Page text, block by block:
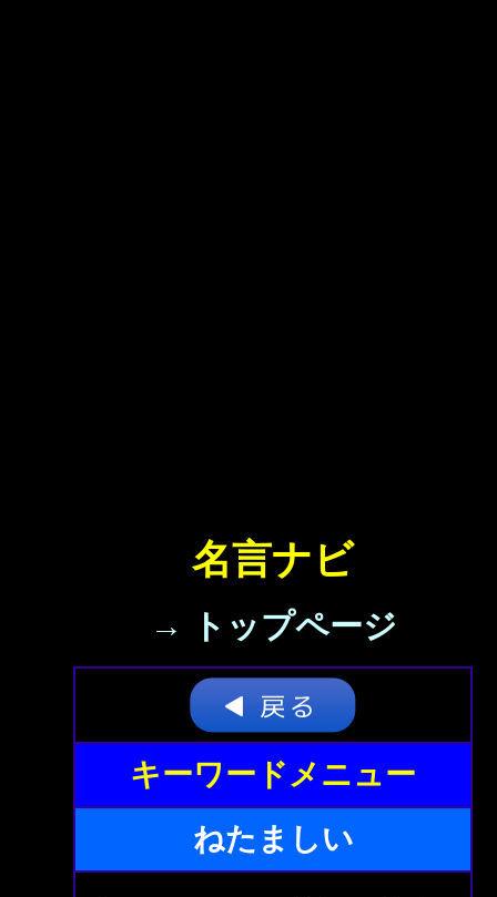
名言ナビ
→ トップページ
キーワードメニュー
ねたましい